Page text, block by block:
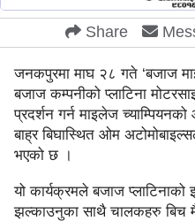
Share
जनकपुरमा माघ २८ गते ‘बजाज
बजाज कम्पनीको प्लाटिना
प्रदर्शन गर्न माइलेज
बाह्र बिघास्थित ओम
भएको छ ।
यो कार्यक्रमले बजाज प्लाटिनाको
झल्काउनुका साथै चालकहरु बिच